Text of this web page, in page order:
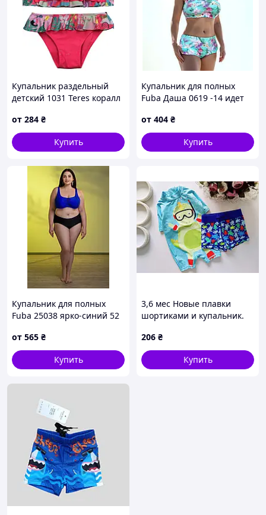
Купальник раздельный
детский 1031 Teres коралл
от 284 ₴
Купить
Купальник для полных
Fuba Даша 0619 -14 идет
размеры
от 404 ₴
Купить
Купальник для полных
Fuba 25038 ярко-синий 52
от 565 ₴
Купить
3,6 мес Новые плавки
шортиками и купальник.
206 ₴
Купить